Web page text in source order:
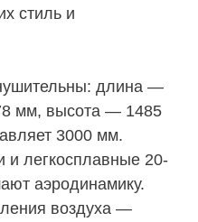
стиль и
длина —
мм, высота — 1485
3000 мм.
и легкосплавные 20-
аэродинамику.
воздуха —